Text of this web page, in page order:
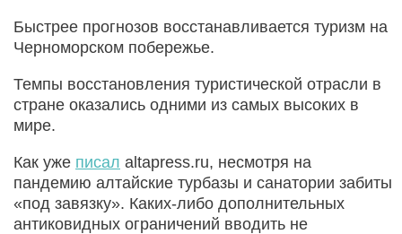
Быстрее прогнозов восстанавливается туризм на
Черноморском побережье.
Темпы восстановления туристической отрасли в
стране оказались одними из самых высоких в
мире.
Как уже писал altapress.ru, несмотря на
пандемию алтайские турбазы и санатории забиты
«под завязку». Каких-либо дополнительных
антиковидных ограничений вводить не